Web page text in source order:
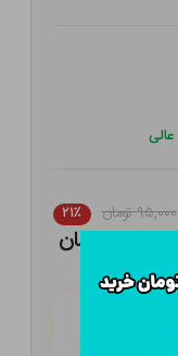
عالی
۹۵,۰۰۰ تومان ۲۱٪
۷۵,۰۵۰ تومان